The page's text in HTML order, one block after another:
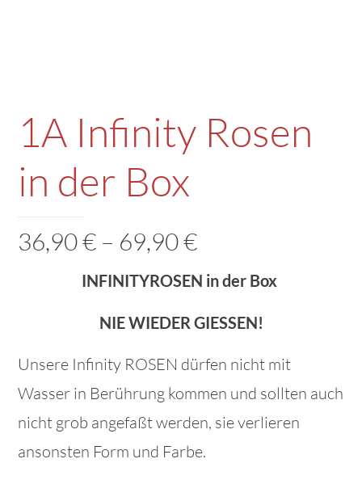
1A Infinity Rosen
in der Box
36,90€ – 69,90€Preisspanne:
bis
69,90 €
INFINITYROSEN in der Box
NIE WIEDER GIESSEN!
Unsere Infinity ROSEN dürfen nicht mit
Wasser in Berührung kommen und sollten auch
nicht grob angefaßt werden, sie verlieren
ansonsten Form und Farbe.